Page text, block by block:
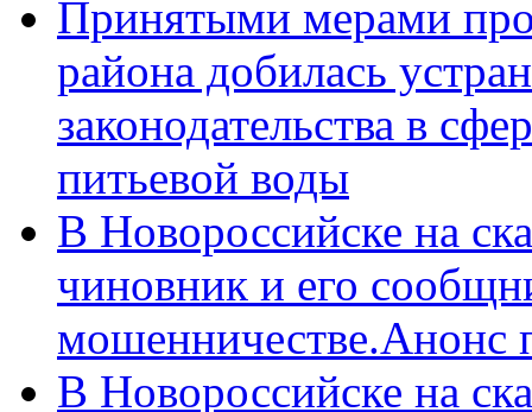
Принятыми мерами
района добилась
законодательства в
питьевой воды
В Новороссийске на
чиновник и его
мошенничестве.Анонс
В Новороссийске на